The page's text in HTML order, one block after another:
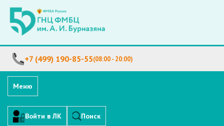
+7 (499) 190-85-55(08:00 - 20:00)
Меню
Войти в ЛК Поиск